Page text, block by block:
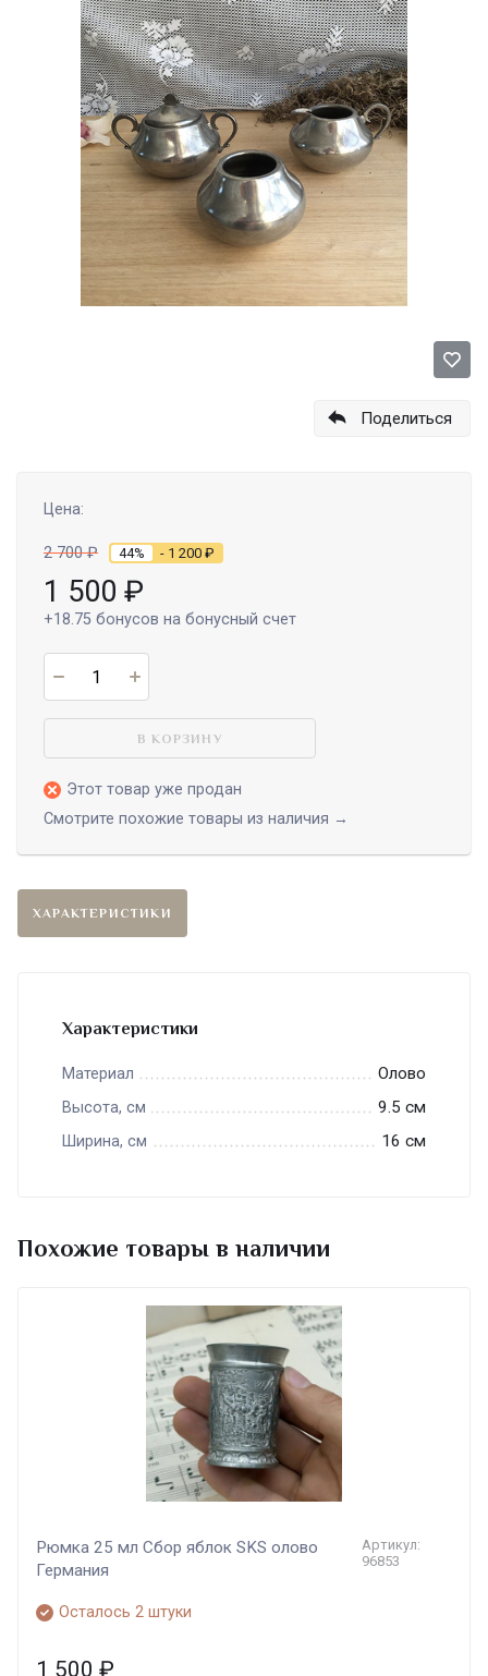
Поделиться
Цена:
2 700₽ 44% - 1 200 ₽
1 500 ₽
+18.75 бонусов на бонусный счет
В КОРЗИНУ
Этот товар уже продан
Смотрите похожие товары из наличия →
ХАРАКТЕРИСТИКИ
Характеристики
Материал Олово
Высота, см 9.5 см
Ширина, см 16 см
Похожие товары в наличии
Рюмка 25 мл Сбор яблок SKS олово
Германия
Артикул:
96853
Осталось 2 штуки
1 500 ₽